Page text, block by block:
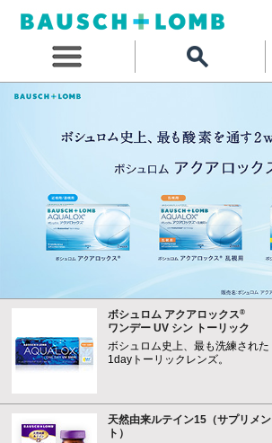
ボシュロム アクアロックス®
ワンデー UV シン トーリック
ボシュロム史上、最も洗練された
1dayトーリックレンズ。
天然由来ルテイン15（サプリメン
ト）